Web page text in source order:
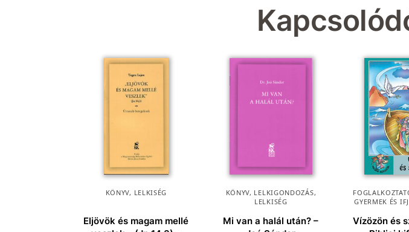
KÖNYV, LELKISÉG
Eljövök és magam mellé
KÖNYV, LELKIGONDOZÁS,
LELKISÉG
Mi van a halál után? –
GYERMEK ÉS
Vízözön és